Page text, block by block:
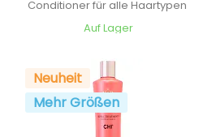
Conditioner für alle Haartypen
Auf Lager
Neuheit
Mehr Größen